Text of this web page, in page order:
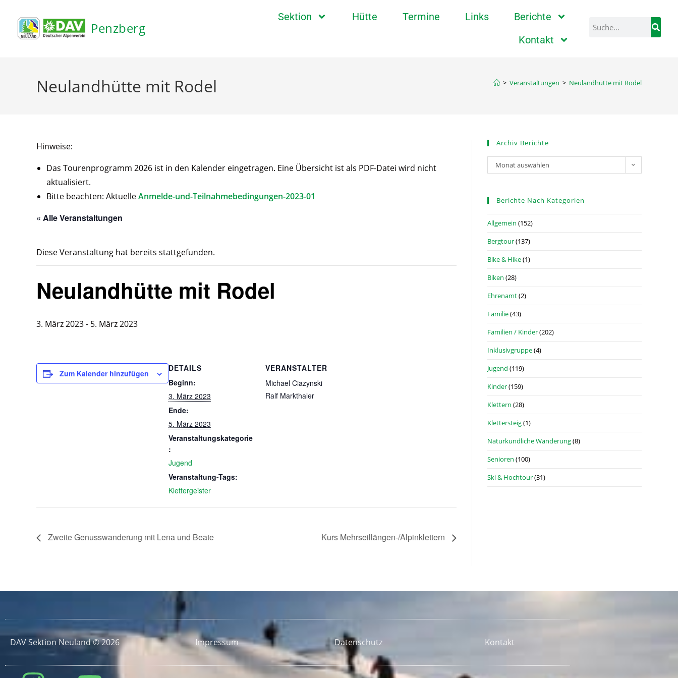
Penzberg
Sektion Hütte Termine Links
Berichte
Kontakt
Neulandhütte mit Rodel > Veranstaltungen > Neulandhütte mit Rodel
Hinweise:
Das Tourenprogramm 2026 ist in den Kalender eingetragen. Eine Übersicht ist als PDF-Datei wird nicht
aktualisiert.
Bitte beachten: AktuelleAnmelde-und-Teilnahmebedingungen-2023-01
« Alle Veranstaltungen
Diese Veranstaltung hat bereits stattgefunden.
Neulandhütte mit Rodel
3. März 2023- 5. März 2023
Zum Kalender hinzufügen
DETAILS
Beginn:
3. März 2023
Ende:
5. März 2023
Veranstaltungskategorie
:
Jugend
Veranstaltung-Tags:
Klettergeister
VERANSTALTER
Michael Ciazynski
Ralf Markthaler
Zweite Genusswanderung mit Lena und Beate Kurs Mehrseillängen-/Alpinklettern
Archiv Berichte
Monat auswählen
Berichte Nach Kategorien
Allgemein (152)
Bergtour(137)
Bike & Hike(1)
Biken (28)
Ehrenamt(2)
Familie(43)
Familien / Kinder(202)
Inklusivgruppe(4)
Jugend (119)
Kinder(159)
Klettern (28)
Klettersteig(1)
Naturkundliche Wanderung(8)
Senioren (100)
Ski & Hochtour(31)
DAV Sektion Neuland © 2026 Impressum Datenschutz Kontakt